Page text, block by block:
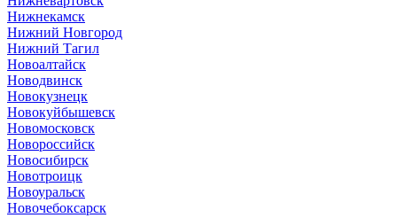
Нижнекамск
Нижний Новгород
Нижний Тагил
Новоалтайск
Новодвинск
Новокузнецк
Новокуйбышевск
Новомосковск
Новороссийск
Новосибирск
Новотроицк
Новоуральск
Новочебоксарск